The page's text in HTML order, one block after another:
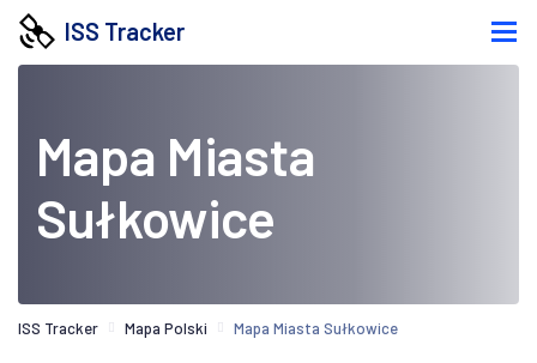
ISS Tracker
Mapa Miasta
Sułkowice
ISS Tracker Mapa Polski Mapa Miasta Sułkowice